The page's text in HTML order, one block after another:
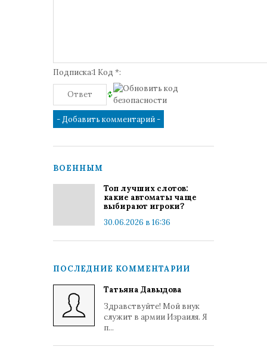
Подписка:1 Код *:
ВОЕННЫМ
Топ лучших слотов:
какие автоматы чаще
выбирают игроки?
30.06.2026 в 16:36
ПОСЛЕДНИЕ КОММЕНТАРИИ
Татьяна Давыдова
Здравствуйте! Мой внук
служит в армии Израиля. Я
п...